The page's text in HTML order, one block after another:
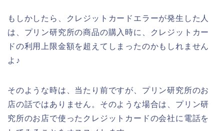
もしかしたら、クレジットカードエラーが発生した人
は、プリン研究所の商品の購入時に、クレジットカー
ドの利用上限金額を超えてしまったのかもしれません
よ♪
そのような時は、当たり前ですが、プリン研究所のお
店の話ではありません。そのような場合は、プリン研
究所のお店で使ったクレジットカードの会社に電話を